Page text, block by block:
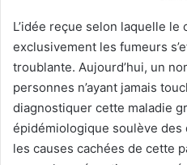
L’idée reçue selon laquelle
exclusivement les fumeurs
troublante. Aujourd’hui, un
personnes n’ayant jamais
diagnostiquer cette maladie
épidémiologique soulève
les causes cachées de cette